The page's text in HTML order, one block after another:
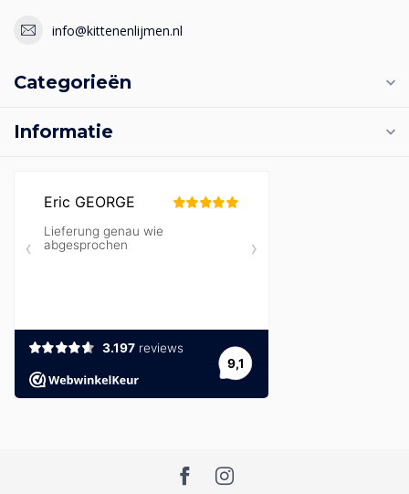
info@kittenenlijmen.nl
Categorieën
Informatie